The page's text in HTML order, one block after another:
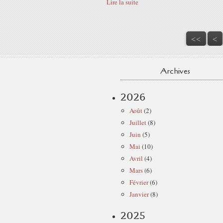
Lire la suite
<< <
Archives
2026
Août(2)
Juillet(8)
Juin (5)
Mai (10)
Avril (4)
Mars(6)
Février(6)
Janvier(8)
2025